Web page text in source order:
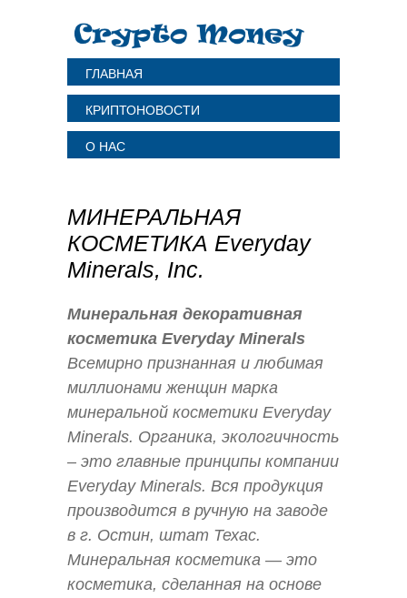
ГЛАВНАЯ
КРИПТОНОВОСТИ
О НАС
МИНЕРАЛЬНАЯ
КОСМЕТИКА Everyday
Minerals, Inc.
Минеральная декоративная
косметика Everyday Minerals
Всемирно признанная и любимая
миллионами женщин марка
минеральной косметики Everyday
Minerals. Органика, экологичность
– это главные принципы компании
Everyday Minerals. Вся продукция
производится в ручную на заводе
в г. Остин, штат Техас.
Минеральная косметика — это
косметика, сделанная на основе